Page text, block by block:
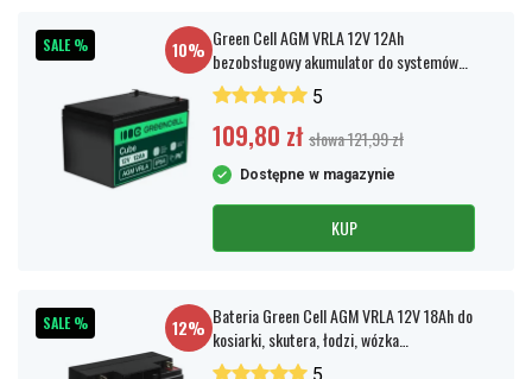
SALE % 10% Green Cell AGM VRLA 12V 12Ah
bezobsługowy akumulator do systemów
alarmowych, kas fiskalnych, zabawek
5
109,80 zł słowa 121,99 zł
Dostępne w magazynie
KUP
SALE % 12% Bateria Green Cell AGM VRLA 12V 18Ah do
kosiarki, skutera, łodzi, wózka
inwalidzkiego